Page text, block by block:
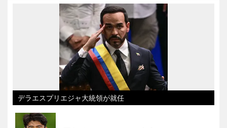
デラエスプリエジャ大統領が就任